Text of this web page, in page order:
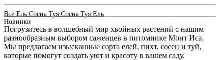
Все Ель Сосна Туя Сосна Туя Ель
Новинки
Погрузитесь в волшебный мир хвойных растений с нашим
разнообразным выбором саженцев в питомнике Монт Иса.
Мы предлагаем изысканные сорта елей, пихт, сосен и туй,
которые помогут создать уют и красоту в вашем саду.